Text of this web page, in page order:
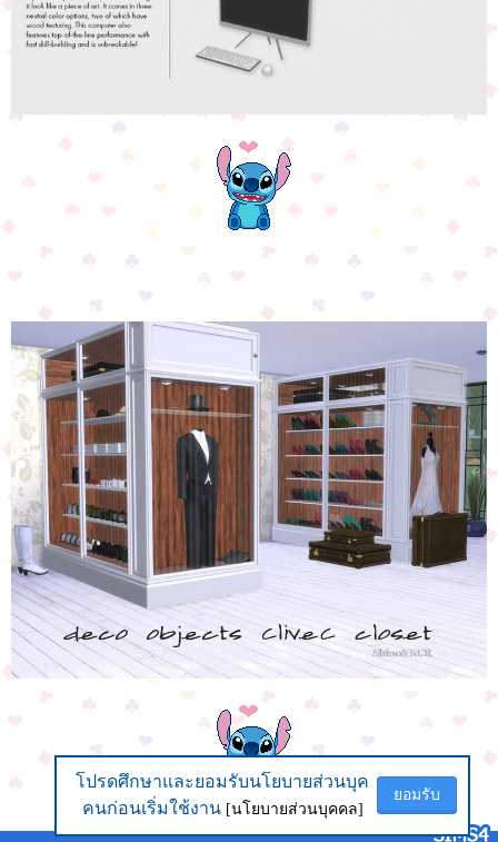
โปรดศึกษาและยอมรับนโยบายส่วนบุค
คนก่อนเริ่มใช้งาน [นโยบายส่วนบุคคล]
ยอมรับ
โปรดศึกษาและยอมรับนโยบายส่วนบุค
คนก่อนเริ่มใช้งาน [นโยบายส่วนบุคคล]
ยอมรับ